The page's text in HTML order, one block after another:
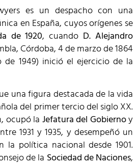
es un despacho con una
en España, cuyos orígenes se
de 1920, cuando D. Alejandro
Córdoba, 4 de marzo de 1864
1949) inició el ejercicio de la
una figura destacada de la vida
del primer tercio del siglo XX.
ocupó la Jefatura del Gobiernoy
1931 y 1935, y desempeñó un
la política nacional desde 1901.
de la Sociedad de Naciones,